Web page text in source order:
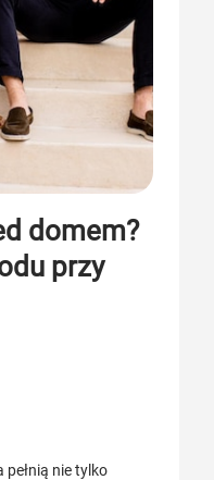
domem?
przy
nie tylko